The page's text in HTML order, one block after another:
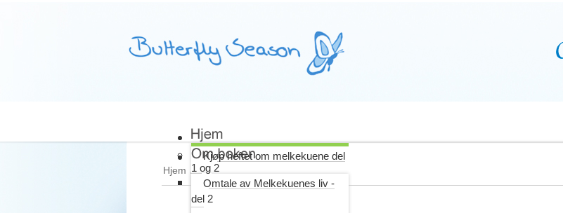
Kjøp heftet om melkekuene del
1 og 2
Omtale av Melkekuenes liv -
del 2
Hjem / Husdyrene